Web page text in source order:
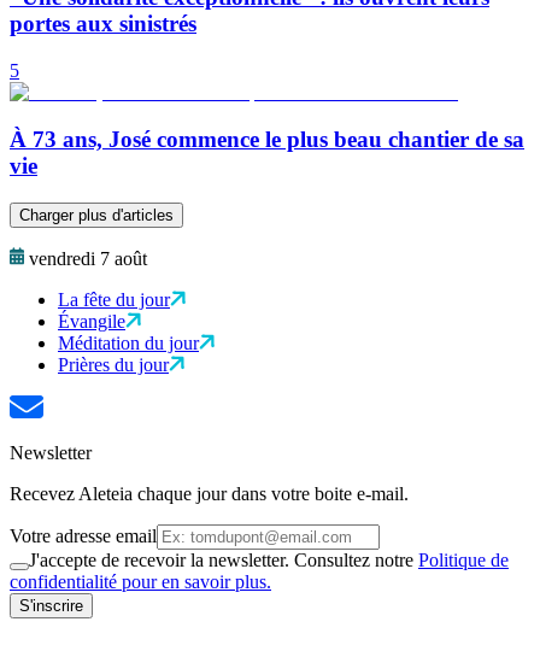
portes aux sinistrés
5
À 73 ans, José commence le plus beau chantier de sa
vie
Charger plus d'articles
vendredi 7 août
La fête du jour
Évangile
Méditation du jour
Prières du jour
Newsletter
Recevez Aleteia chaque jour dans votre boite e-mail.
Votre adresse email
J'accepte de recevoir la newsletter. Consultez notre Politique de
confidentialité pour en savoir plus.
S'inscrire